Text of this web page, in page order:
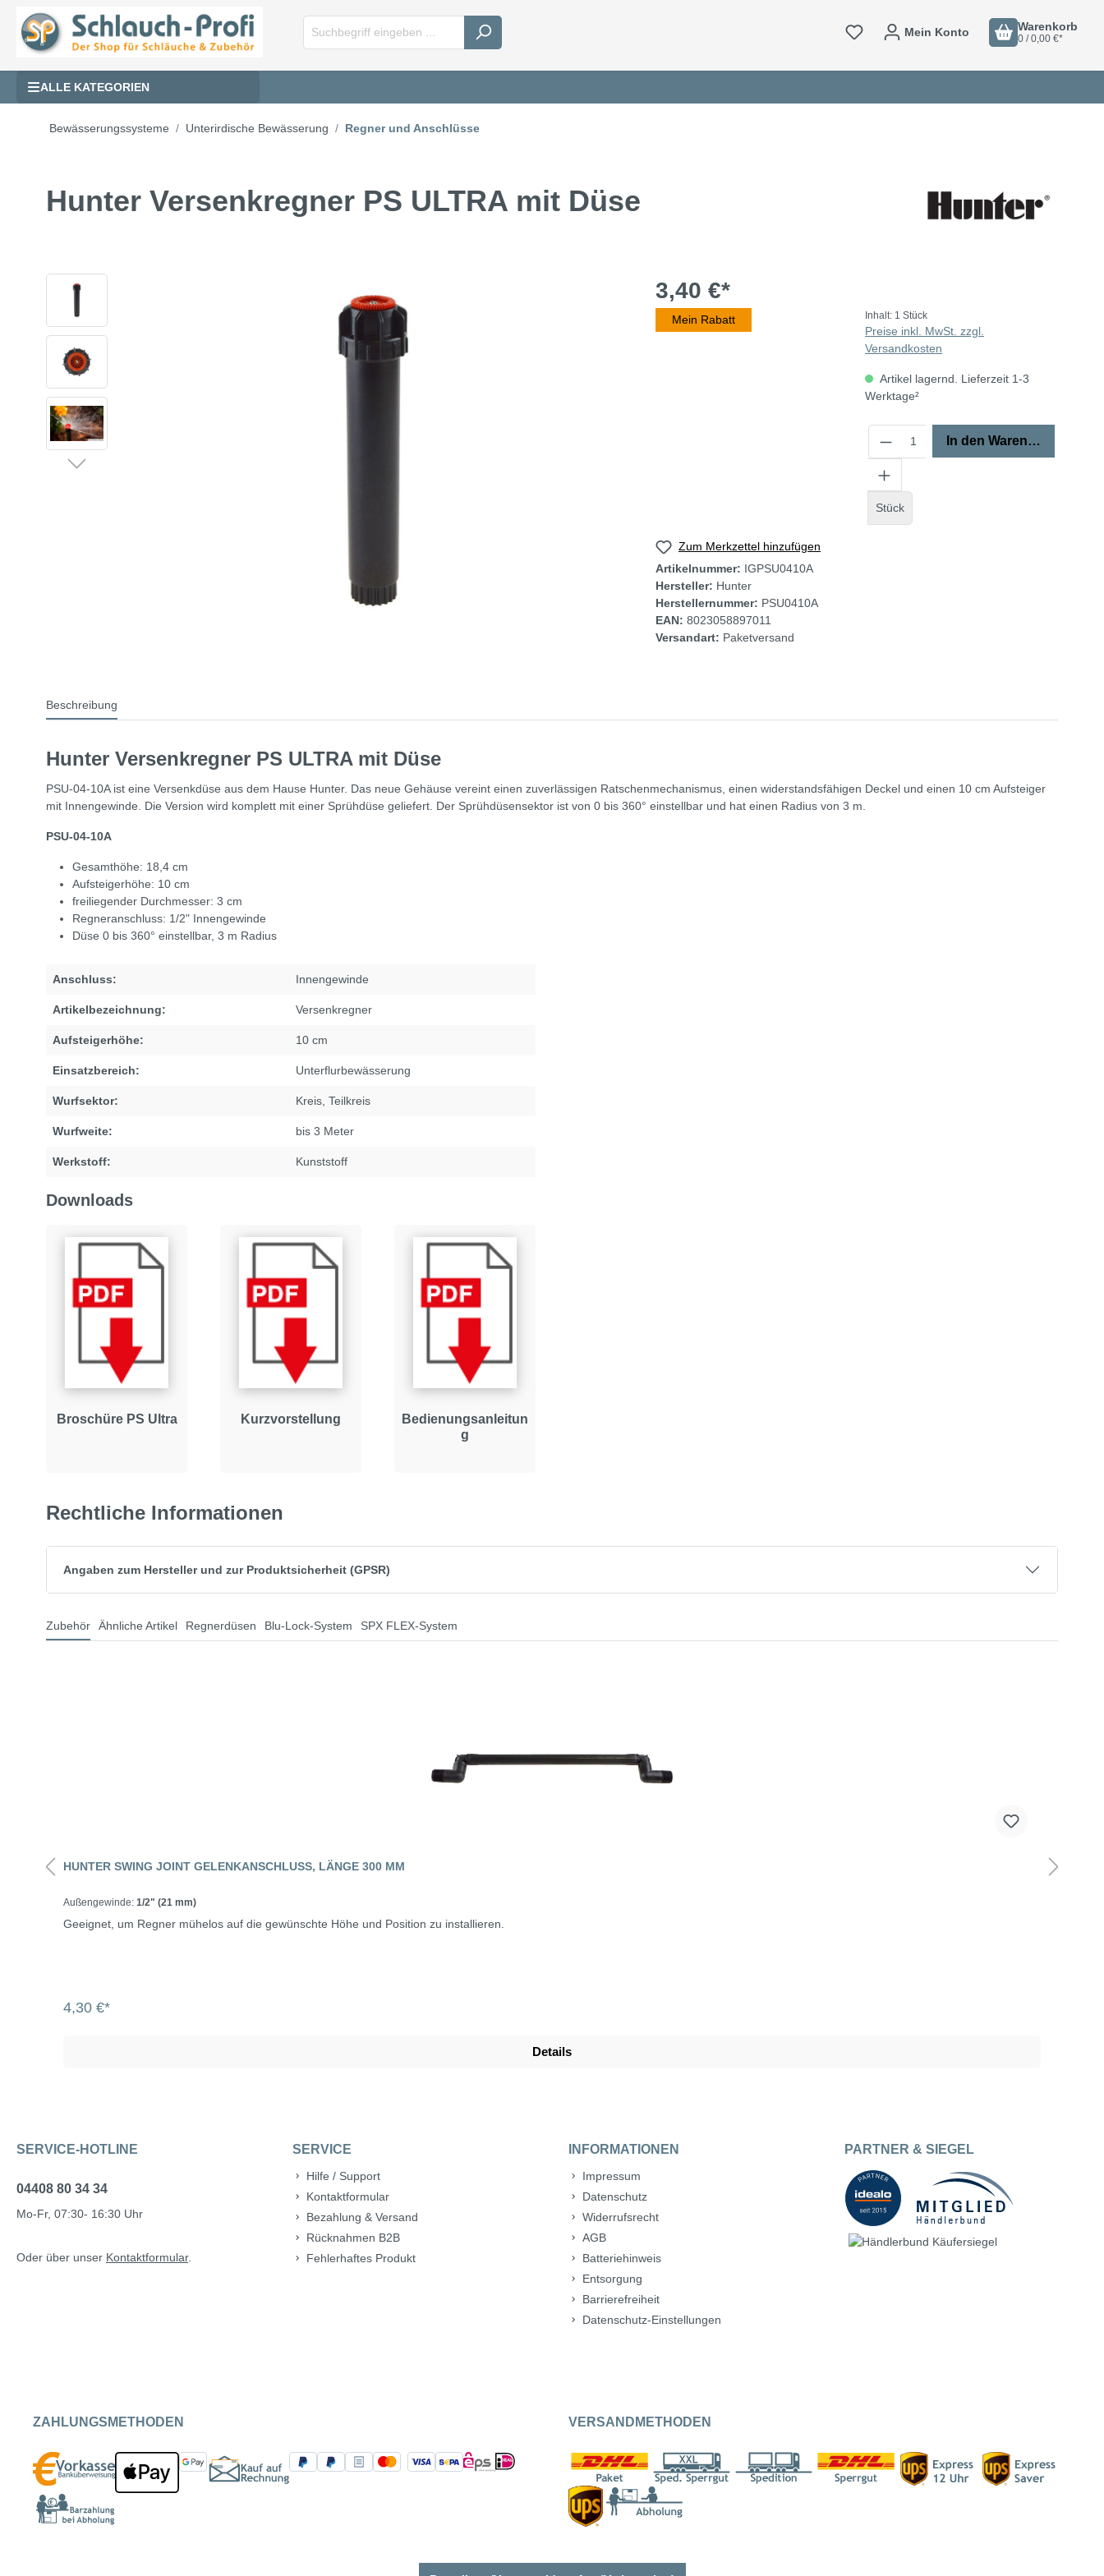
Mein Konto Warenkorb
0 / 0,00 €*
ALLE KATEGORIEN
Bewässerungssysteme Unterirdische Bewässerung Regner und Anschlüsse
Hunter Versenkregner PS ULTRA mit Düse
3,40 €*
Mein Rabatt Inhalt: 1 Stück
Preise inkl. MwSt. zzgl.
Versandkosten
Artikel lagernd. Lieferzeit 1-3
Werktage²
Stück
In den Warenkorb
Zum Merkzettel hinzufügen
Artikelnummer: IGPSU0410A
Hersteller: Hunter
Herstellernummer: PSU0410A
EAN: 8023058897011
Versandart: Paketversand
Beschreibung
Hunter Versenkregner PS ULTRA mit Düse
PSU-04-10A ist eine Versenkdüse aus dem Hause Hunter. Das neue Gehäuse vereint einen zuverlässigen Ratschenmechanismus, einen widerstandsfähigen Deckel und einen 10 cm Aufsteiger
mit Innengewinde. Die Version wird komplett mit einer Sprühdüse geliefert. Der Sprühdüsensektor ist von 0 bis 360° einstellbar und hat einen Radius von 3 m.
PSU-04-10A
Gesamthöhe: 18,4 cm
Aufsteigerhöhe: 10 cm
freiliegender Durchmesser: 3 cm
Regneranschluss: 1/2" Innengewinde
Düse 0 bis 360° einstellbar, 3 m Radius
Anschluss: Innengewinde
Artikelbezeichnung: Versenkregner
Aufsteigerhöhe: 10 cm
Einsatzbereich: Unterflurbewässerung
Wurfsektor: Kreis , Teilkreis
Wurfweite: bis 3 Meter
Werkstoff: Kunststoff
Downloads
Broschüre PS Ultra Kurzvorstellung
Bedienungsanleitun
g
Rechtliche Informationen
Angaben zum Hersteller und zur Produktsicherheit (GPSR)
Zubehör Ähnliche Artikel Regnerdüsen Blu-Lock-System SPX FLEX-System
HUNTER SWING JOINT GELENKANSCHLUSS, LÄNGE 300 MM
Außengewinde: 1/2" (21 mm)
Geeignet, um Regner mühelos auf die gewünschte Höhe und Position zu installieren.
4,30 €*
Details
SERVICE-HOTLINE
04408 80 34 34
Mo-Fr, 07:30- 16:30 Uhr
Oder über unser Kontaktformular.
SERVICE
Hilfe / Support
Kontaktformular
Bezahlung & Versand
Rücknahmen B2B
Fehlerhaftes Produkt
INFORMATIONEN
Impressum
Datenschutz
Widerrufsrecht
AGB
Batteriehinweis
Entsorgung
Barrierefreiheit
Datenschutz-Einstellungen
PARTNER & SIEGEL
ZAHLUNGSMETHODEN VERSANDMETHODEN